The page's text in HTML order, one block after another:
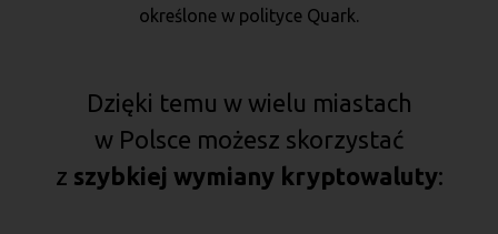
określone w polityce Quark.
Dzięki temu w wielu miastach
w Polsce możesz skorzystać
z szybkiej wymiany kryptowaluty: